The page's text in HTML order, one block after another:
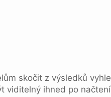
skočit z výsledků
viditelný ihned po